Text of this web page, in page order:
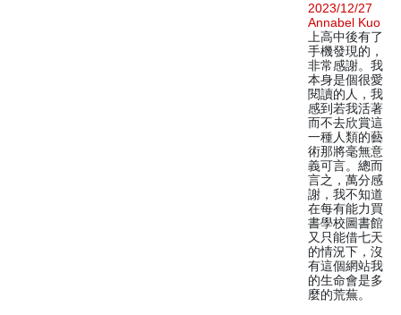
2023/12/27
Annabel Kuo
上高中後有了
手機發現的，
非常感謝。我
本身是個很愛
閱讀的人，我
感到若我活著
而不去欣賞這
一種人類的藝
術那將毫無意
義可言。總而
言之，萬分感
謝，我不知道
在每有能力買
書學校圖書館
又只能借七天
的情況下，沒
有這個網站我
的生命會是多
麼的荒蕪。